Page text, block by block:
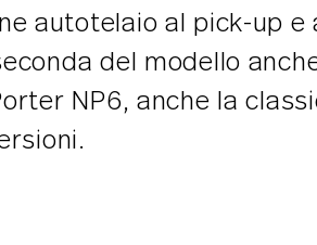
autotelaio al pick-up
del modello
NP6, anche la